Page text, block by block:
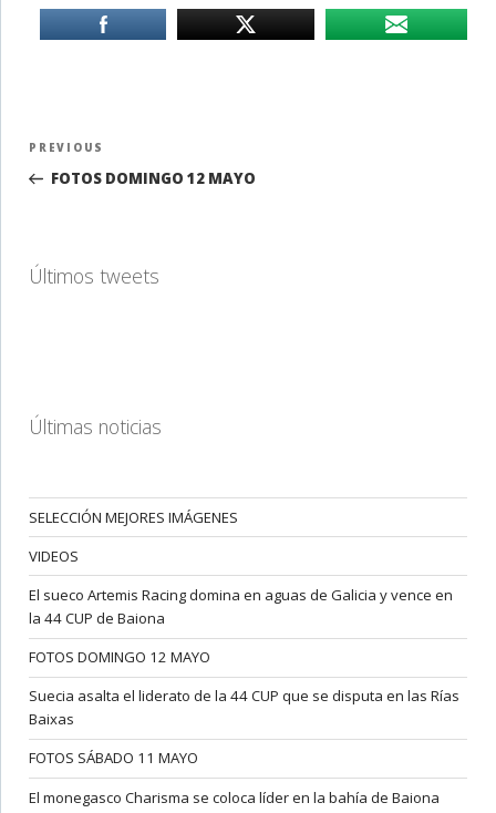
Navegación
entradas
Previous
Post
PREVIOUS
FOTOS DOMINGO 12 MAYO
Últimos tweets
Últimas noticias
SELECCIÓN MEJORES IMÁGENES
VIDEOS
El sueco Artemis Racing domina en aguas de Galicia y vence en
la 44 CUP de Baiona
FOTOS DOMINGO 12 MAYO
Suecia asalta el liderato de la 44 CUP que se disputa en las Rías
Baixas
FOTOS SÁBADO 11 MAYO
El monegasco Charisma se coloca líder en la bahía de Baiona